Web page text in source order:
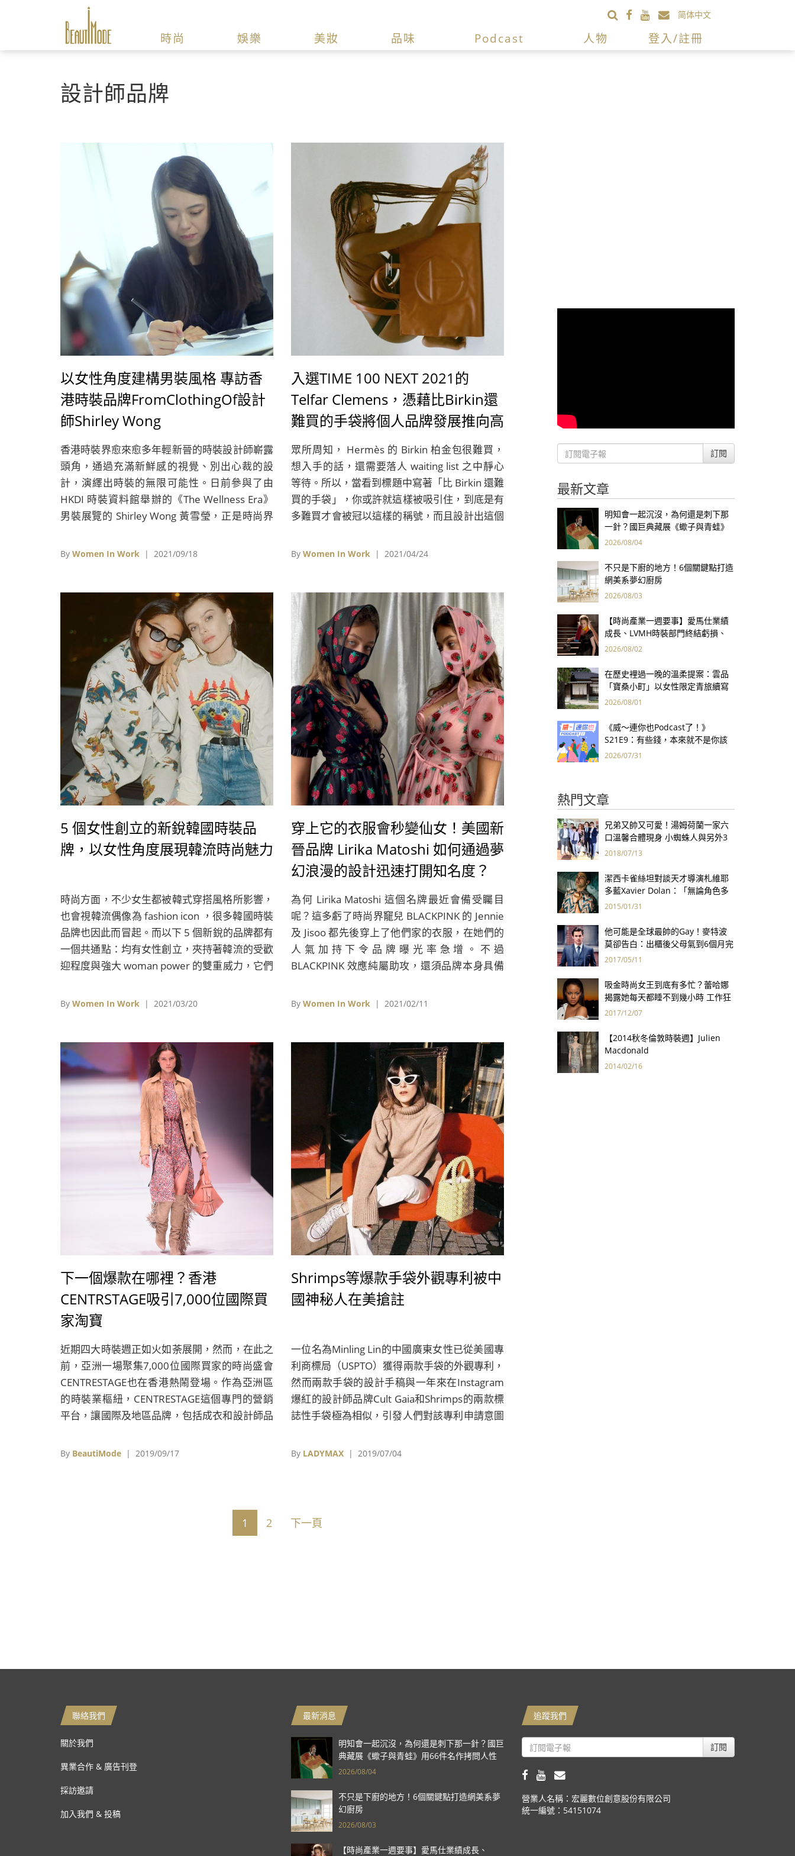
简体中文
時尚 娛樂 美妝 品味 Podcast 人物 登入/註冊
設計師品牌
以女性角度建構男裝風格 專訪香
港時裝品牌FromClothingOf設計
師Shirley Wong
香港時裝界愈來愈多年輕新晉的時裝設計師嶄露
頭角，通過充滿新鮮感的視覺、別出心裁的設
計，演繹出時裝的無限可能性。日前參與了由
HKDI 時裝資料館舉辦的《The Wellness Era》
男裝展覽的 Shirley Wong 黃雪瑩，正是時尚界
By Women In Work | 2021/09/18
入選TIME 100 NEXT 2021的
Telfar Clemens，憑藉比Birkin還
難買的手袋將個人品牌發展推向高
峰！
眾所周知， Hermès 的 Birkin 柏金包很難買，
想入手的話，還需要落人 waiting list 之中靜心
等待。所以，當看到標題中寫著「比 Birkin 還難
買的手袋」，你或許就這樣被吸引住，到底是有
多難買才會被冠以這樣的稱號，而且設計出這個
By Women In Work | 2021/04/24
5 個女性創立的新銳韓國時裝品
牌，以女性角度展現韓流時尚魅力
時尚方面，不少女生都被韓式穿搭風格所影響，
也會視韓流偶像為 fashion icon ，很多韓國時裝
品牌也因此而冒起。而以下 5 個新銳的品牌都有
一個共通點：均有女性創立，夾持著韓流的受歡
迎程度與強大 woman power 的雙重威力，它們
By Women In Work | 2021/03/20
穿上它的衣服會秒變仙女！美國新
晉品牌 Lirika Matoshi 如何通過夢
幻浪漫的設計迅速打開知名度？
為何 Lirika Matoshi 這個名牌最近會備受矚目
呢？這多虧了時尚界竉兒 BLACKPINK 的 Jennie
及 Jisoo 都先後穿上了他們家的衣服，在她們的
人氣加持下令品牌曝光率急增。不過
BLACKPINK 效應純屬助攻，還須品牌本身具備
By Women In Work | 2021/02/11
下一個爆款在哪裡？香港
CENTRSTAGE吸引7,000位國際買
家淘寶
近期四大時裝週正如火如荼展開，然而，在此之
前，亞洲一場聚集7,000位國際買家的時尚盛會
CENTRESTAGE也在香港熱鬧登場。作為亞洲區
的時裝業樞紐，CENTRESTAGE這個專門的營銷
平台，讓國際及地區品牌，包括成衣和設計師品
By BeautiMode | 2019/09/17
Shrimps等爆款手袋外觀專利被中
國神秘人在美搶註
一位名為Minling Lin的中國廣東女性已從美國專
利商標局（USPTO）獲得兩款手袋的外觀專利，
然而兩款手袋的設計手稿與一年來在Instagram
爆紅的設計師品牌Cult Gaia和Shrimps的兩款標
誌性手袋極為相似，引發人們對該專利申請意圖
By LADYMAX | 2019/07/04
1 2 下一頁
訂閱
最新文章
明知會一起沉沒，為何還是刺下那
一針？國巨典藏展《蠍子與青蛙》
用66件名作拷問人性
2026/08/04
不只是下廚的地方！6個關鍵點打造
網美系夢幻廚房
2026/08/03
【時尚產業一週要事】愛馬仕業績
成長、LVMH時裝部門終結虧損、
Kering轉型策略初現成效、Prada
2026/08/02
在歷史裡過一晚的溫柔提案：雲品
「寶桑小町」以女性限定青旅續寫
台東老屋記憶
2026/08/01
《威～連你也Podcast了！》
S21E9：有些錢，本來就不是你該
賺的——讀《一個投機者的告白》
2026/07/31
熱門文章
兄弟又帥又可愛！湯姆荷蘭一家六
口溫馨合體現身 小蜘蛛人與另外3
個弟弟感情超好！
2018/07/13
潔西卡雀絲坦對談天才導演札維耶
多藍Xavier Dolan：「無論角色多
麼邊緣化，對我來說，當他們開
2015/01/31
他可能是全球最帥的Gay！麥特波
莫卻告白：出櫃後父母氣到6個月完
全不跟我說話...
2017/05/11
吸金時尚女王到底有多忙？蕾哈娜
揭露她每天都睡不到幾小時 工作狂
宛如女超人！
2017/12/07
【2014秋冬倫敦時裝週】Julien
Macdonald
2014/02/16
聯絡我們
關於我們
異業合作 & 廣告刊登
採訪邀請
加入我們 & 投稿
最新消息
明知會一起沉沒，為何還是刺下那一針？國巨
典藏展《蠍子與青蛙》用66件名作拷問人性
2026/08/04
不只是下廚的地方！6個關鍵點打造網美系夢
幻廚房
2026/08/03
【時尚產業一週要事】愛馬仕業績成長、
追蹤我們
訂閱
營業人名稱：宏麗數位創意股份有限公司
統一編號：54151074